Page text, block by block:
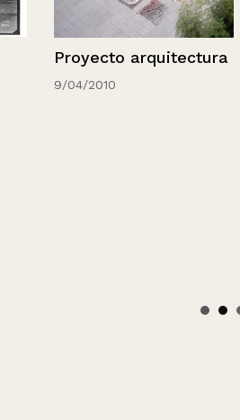
Proyecto arquitectura
9/04/2010